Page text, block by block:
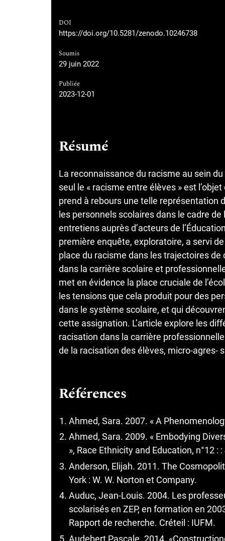
DOI
https://doi.org/10.5281/zenodo.10246738
Soumis
29 juin 2022
Publiée
2023-12-01
Résumé
La reconnaissance du racisme au sein
seul le « racisme entre élèves » est
prend à rebours une telle représentation
les personnels scolaires dans le cadre
entretiens auprès d’acteurs de
première enquête, exploratoire, a servi
place du racisme dans les trajectoires
dans la carrière scolaire et
met en évidence la place cruciale de
les tensions que cela produit pour des
dans le système scolaire, et qui
cette assignation. L’article explore les
racisation dans la carrière
de la racisation des élèves, micro-agres-
Références
Ahmed, Sara. 2007. « A
Ahmed, Sara. 2009. « Embodying
», Race Ethnicity and Education, n°12 :
Anderson, Elijah. 2011. The
York : W. W. Norton et Company.
Auduc, Jean-Louis. 2004. Les
scolarisés en ZEP, en formation en
Rapport de recherche. Créteil : IUFM.
Audebert,Pascale. 2014.